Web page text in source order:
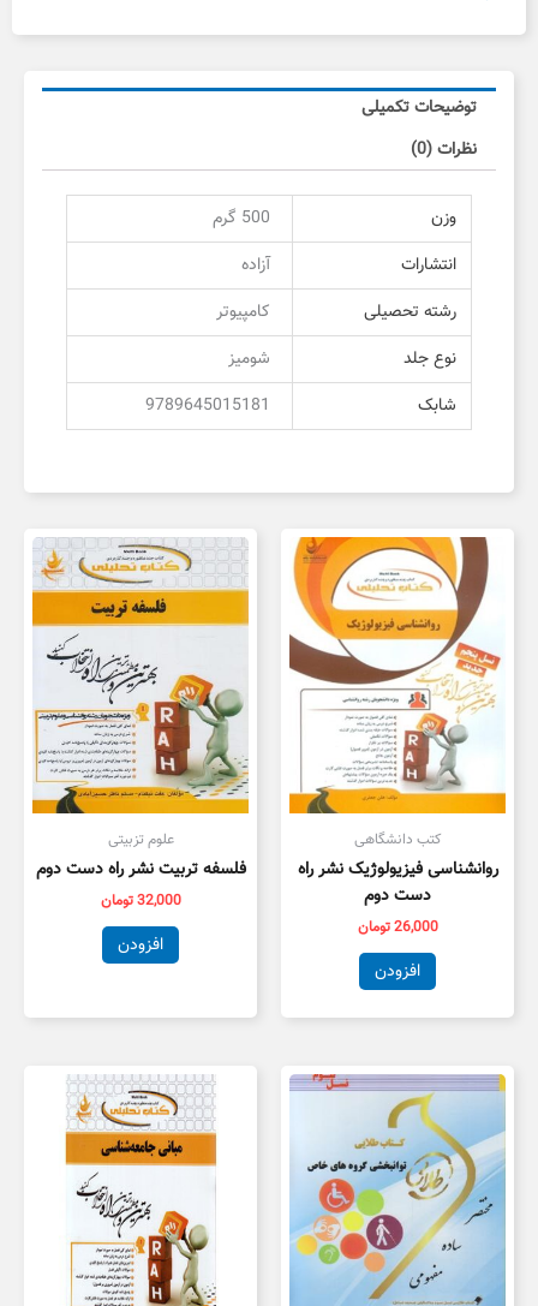
دوم
عدد
توضیحات تکمیلی
نظرات (0)
وزن
500 گرم
انتشارات
آزاده
رشته تحصیلی
کامپیوتر
نوع جلد
شومیز
شابک
9789645015181
کتب دانشگاهی
روانشناسی فیزیولوژیک نشر راه
دست دوم
26,000تومان
افزودن
علوم تزبیتی
فلسفه تربیت نشر راه دست دوم
32,000تومان
افزودن